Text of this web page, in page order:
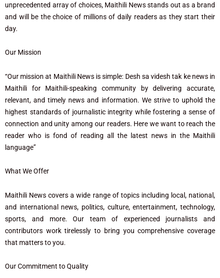
unprecedented array of choices, Maithili News stands out as a brand
and will be the choice of millions of daily readers as they start their
day.
Our Mission
“Our mission at Maithili News is simple: Desh sa videsh tak ke news in
Maithili for Maithili-speaking community by delivering accurate,
relevant, and timely news and information. We strive to uphold the
highest standards of journalistic integrity while fostering a sense of
connection and unity among our readers. Here we want to reach the
reader who is fond of reading all the latest news in the Maithili
language”
What We Offer
Maithili News covers a wide range of topics including local, national,
and international news, politics, culture, entertainment, technology,
sports, and more. Our team of experienced journalists and
contributors work tirelessly to bring you comprehensive coverage
that matters to you.
Our Commitment to Quality